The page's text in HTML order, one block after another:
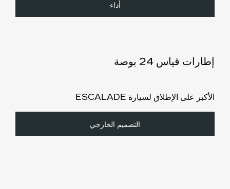
أداء
إطارات قياس 24 بوصة
الأكبر على الإطلاق لسيارة ESCALADE
التصميم الخارجي